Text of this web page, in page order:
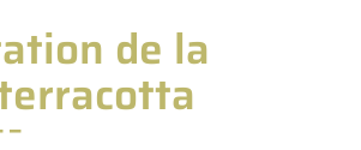
de la